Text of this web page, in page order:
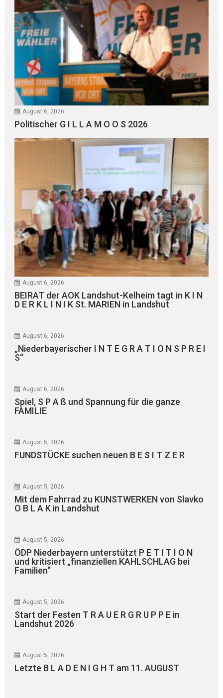
August 6, 2026
Politischer G I L L A M O O S 2026
August 6, 2026
BEIRAT der AOK Landshut-Kelheim tagt in K I N
D E R K L I N I K St. MARIEN in Landshut
August 6, 2026
„Niederbayerischer I N T E G R A T I O N S P R E I
S“
August 6, 2026
Spiel, S P A ß und Spannung für die ganze
FAMILIE
August 5, 2026
FUNDSTÜCKE suchen neuen B E S I T Z E R
August 5, 2026
Mit dem Fahrrad zu KUNSTWERKEN von Slavko
O B L A K in Landshut
August 5, 2026
ÖDP Niederbayern unterstützt P E T I T I O N
und kritisiert „finanziellen KAHLSCHLAG bei
Familien“
August 5, 2026
Start der Festen T R A U E R G R U P P E in
Landshut 2026
August 5, 2026
Letzte B L A D E N I G H T am 11. AUGUST